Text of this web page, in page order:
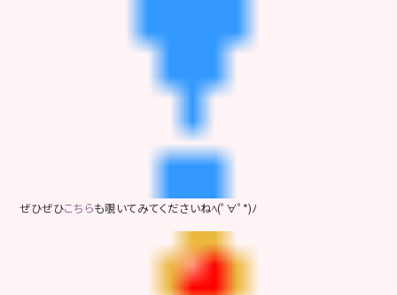
ぜひぜひこちらも覗いてみてくださいねﾍ(ﾟ∀ﾟ*)ﾉ